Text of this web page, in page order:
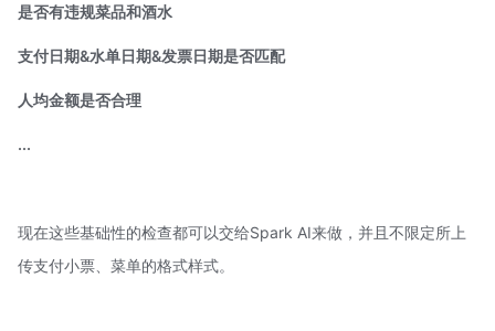
是否有违规菜品和酒水
支付日期&水单日期&发票日期是否匹配
人均金额是否合理
...
现在这些基础性的检查都可以交给Spark AI来做，并且不限定所上
传支付小票、菜单的格式样式。